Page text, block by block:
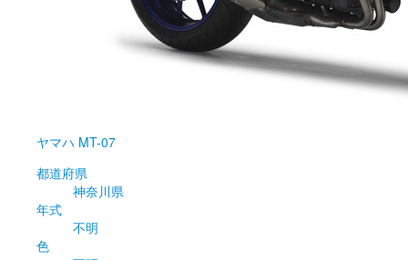
ヤマハ MT-07
都道府県
神奈川県
年式
不明
色